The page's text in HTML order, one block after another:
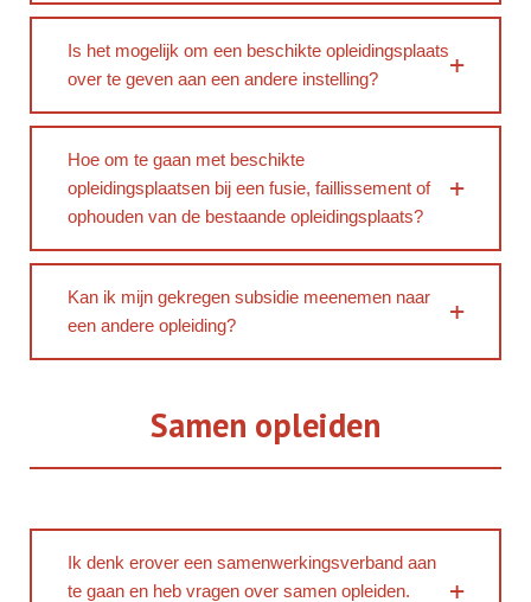
Is het mogelijk om een beschikte opleidingsplaats
over te geven aan een andere instelling?
Hoe om te gaan met beschikte
opleidingsplaatsen bij een fusie, faillissement of
ophouden van de bestaande opleidingsplaats?
Kan ik mijn gekregen subsidie meenemen naar
een andere opleiding?
Samen opleiden
Ik denk erover een samenwerkingsverband aan
te gaan en heb vragen over samen opleiden.